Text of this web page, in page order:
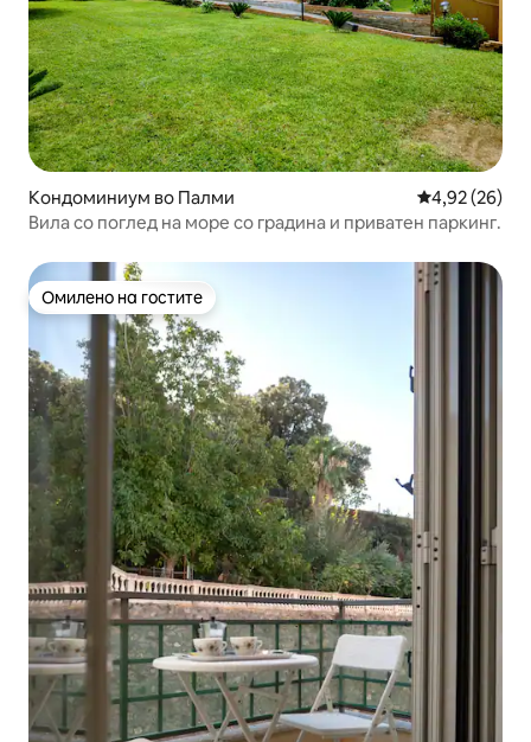
Кондоминиум во Палми Просечна
4,92 (26)
Вила со поглед на море со градина и приватен паркинг.
Омилено на гостите
Омилено на гостите